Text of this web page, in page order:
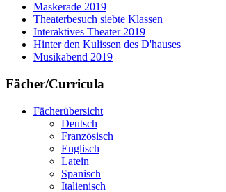
Maskerade 2019
Theaterbesuch siebte Klassen
Interaktives Theater 2019
Hinter den Kulissen des D'hauses
Musikabend 2019
Fächer/Curricula
Fächerübersicht
Deutsch
Französisch
Englisch
Latein
Spanisch
Italienisch